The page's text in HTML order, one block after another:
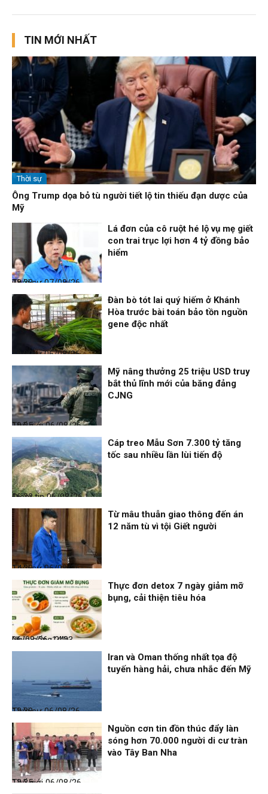
TIN MỚI NHẤT
Thời sự
Ông Trump dọa bỏ tù người tiết lộ tin thiếu đạn dược của
Mỹ
Thời sự
07/08/26, 08:38
Lá đơn của cô ruột hé lộ vụ mẹ giết
con trai trục lợi hơn 4 tỷ đồng bảo
hiểm
Thời sự
06/08/26, 19:09
Đàn bò tót lai quý hiếm ở Khánh
Hòa trước bài toán bảo tồn nguồn
gene độc nhất
Thế giới
06/08/26, 19:05
Mỹ nâng thưởng 25 triệu USD truy
bắt thủ lĩnh mới của băng đảng
CJNG
Điểm tin
06/08/26, 16:23
Cáp treo Mẫu Sơn 7.300 tỷ tăng
tốc sau nhiều lần lùi tiến độ
Thời sự
06/08/26, 14:28
Từ mâu thuẫn giao thông đến án
12 năm tù vì tội Giết người
Nhịp sống 24h
06/08/26, 14:23
Thực đơn detox 7 ngày giảm mỡ
bụng, cải thiện tiêu hóa
Thời sự
06/08/26, 12:38
Iran và Oman thống nhất tọa độ
tuyến hàng hải, chưa nhắc đến Mỹ
Thế giới
06/08/26, 12:35
Nguồn cơn tin đồn thúc đẩy làn
sóng hơn 70.000 người di cư tràn
vào Tây Ban Nha